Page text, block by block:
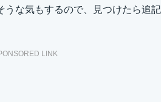
うな気もするので、見つけたら追記
LINK